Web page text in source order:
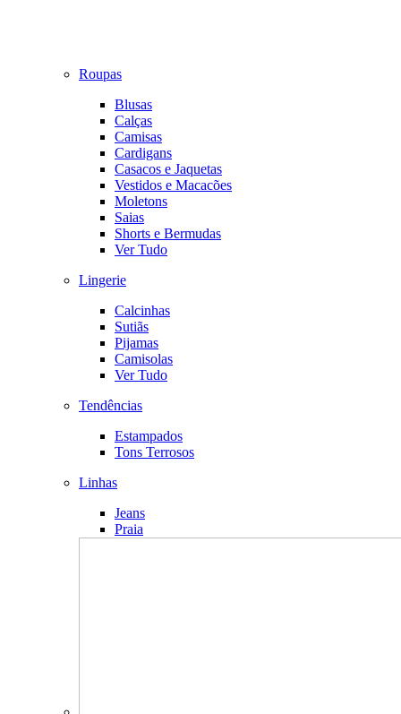
Roupas
Blusas
Calças
Camisas
Cardigans
Casacos e Jaquetas
Vestidos e Macacões
Moletons
Saias
Shorts e Bermudas
Ver Tudo
Lingerie
Calcinhas
Sutiãs
Pijamas
Camisolas
Ver Tudo
Tendências
Estampados
Tons Terrosos
Linhas
Jeans
Praia